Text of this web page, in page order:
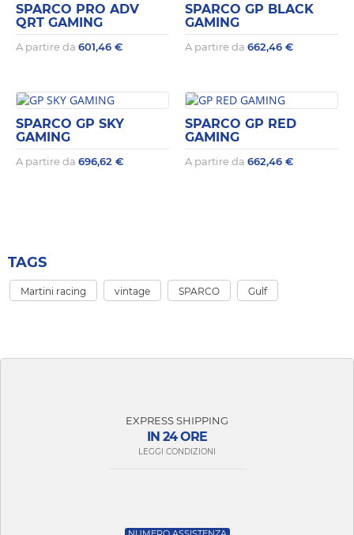
SPARCO PRO ADV
QRT GAMING
A partire da 601,46 €
SPARCO GP BLACK
GAMING
A partire da 662,46 €
SPARCO GP SKY
GAMING
A partire da 696,62 €
SPARCO GP RED
GAMING
A partire da 662,46 €
TAGS
Martini racing vintage SPARCO Gulf
EXPRESS SHIPPING
IN 24 ORE
LEGGI CONDIZIONI